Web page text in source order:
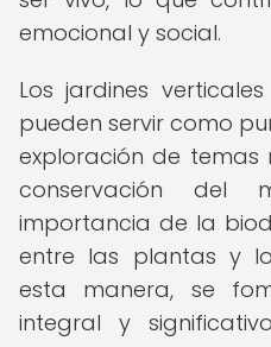
emocional y social.
Los jardines
pueden servir como
exploración de temas
conservación del
importancia de la
entre las plantas y
esta manera, se
integral y